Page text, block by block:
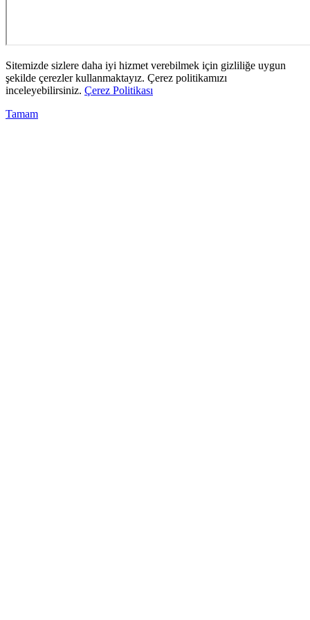
Sitemizde sizlere daha iyi hizmet verebilmek için gizliliğe uygun
şekilde çerezler kullanmaktayız. Çerez politikamızı
inceleyebilirsiniz. Çerez Politikası
Tamam